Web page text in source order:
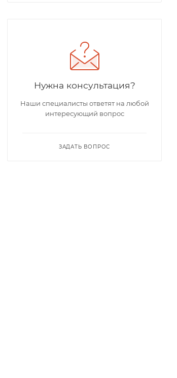
Нужна консультация?
Наши специалисты ответят на любой
интересующий вопрос
ЗАДАТЬ ВОПРОС